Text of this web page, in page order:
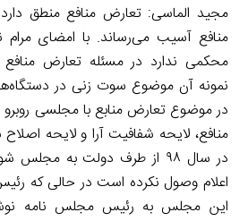
مجید الماسی: تعارض منافع منطق
منافع آسیب می‌رساند. با امضای
محکمی ندارد در مسئله تعارض
نمونه آن موضوع سوت زنی در
در موضوع تعارض منابع با مجلسی
منافع، لایحه شفافیت آرا و لایحه
در سال ۹۸ از طرف دولت به
اعلام وصول نکرده است در حالی که رئیس
این مجلس به رئیس مجلس نامه